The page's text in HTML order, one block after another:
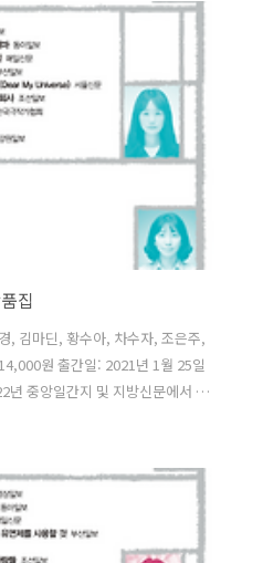
한국극작가협회) 이예본 (경상일보)
주은길 (부산일보) 이익훈 (서울신
보) 이민선 (강원일보)
집
, 김마딘, 황수아, 차수자, 조은주,
원 출간일: 2021년 1월 25일
중앙일간지 및 지방신문에서 주
집이다. 신춘문예에 당선한 9인
자 , 조은주 , 신영은 까지 모두 아
상일보) 구지수 (동아일보) 김미리
(서울신문) 황수아 (조선일보) 차수
보) 신영은 (강원일보)